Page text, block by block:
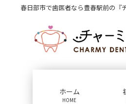
春日部市で歯医者なら豊春駅前の『
ホーム
HOME